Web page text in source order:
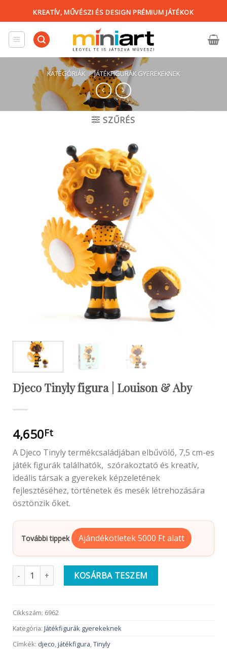
content
KREATÍV, MŰVÉSZI ÉS DESIGN PRÉMIUM JÁTÉKOK
KATEGÓRIÁK / JÁTÉKFIGURÁK GYEREKEKNEK
SZŰRÉS
Djeco Tinyly figura | Louison & Aby
4,650Ft
A Djeco Tinyly termékcsaládjában elbűvölő, 7,5 cm-es
játék figurák találhatók, szórakoztató és kreatív,
ideális társak a gyerekek képzeletének
fejlesztéséhez, történetek és mesék létrehozására
ösztönzik őket.
További tippek Ajándékötletek 5000 Ft alatt
Djeco Tinyly figura | Louison & Aby mennyiség
KOSÁRBA TESZEM
Cikkszám: 6962
Kategória: Játékfigurák gyerekeknek
Címkék: djeco,játékfigura,Tinyly